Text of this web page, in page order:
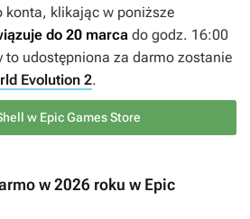
konta, klikając w poniższe
do 20 marca do godz. 16:00
to udostępniona za darmo zostanie
Evolution 2.
w Epic Games Store
w 2026 roku w Epic